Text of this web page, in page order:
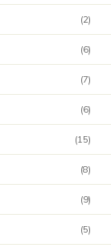
(2)
(6)
(7)
(6)
(15)
(8)
(9)
(5)